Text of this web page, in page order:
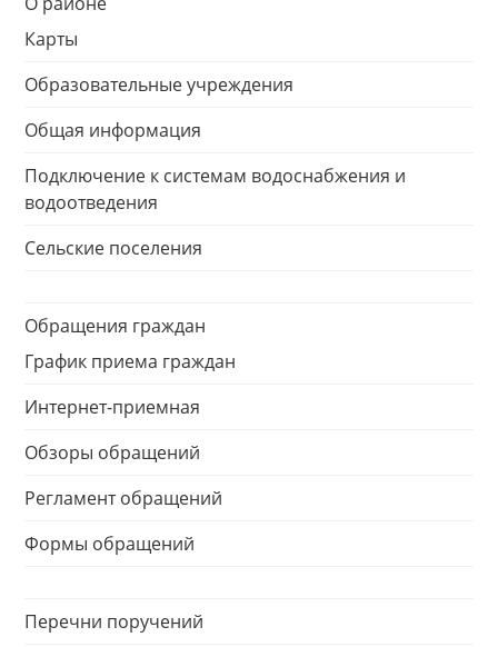
Карты
Образовательные учреждения
Общая информация
Подключение к системам водоснабжения и
водоотведения
Сельские поселения
Обращения граждан
График приема граждан
Интернет-приемная
Обзоры обращений
Регламент обращений
Формы обращений
Перечни поручений